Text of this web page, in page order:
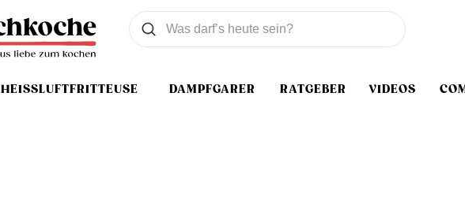
HEISSLUFTFRITTEUSE DAMPFGARER RATGEBER VIDEOS
Was wollen Sie suchen
Suchen